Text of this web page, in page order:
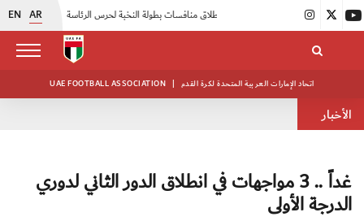
EN AR |
UAE FOOTBALL ASSOCIATION | اتحاد الإمارات العربية المتحدة لكرة القدم
الأخبار
غداً .. 3 مواجهات في انطلاق الدور الثاني لدوري
الدرجة الأولى